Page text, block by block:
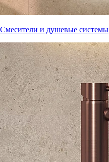
Смесители и душевые системы